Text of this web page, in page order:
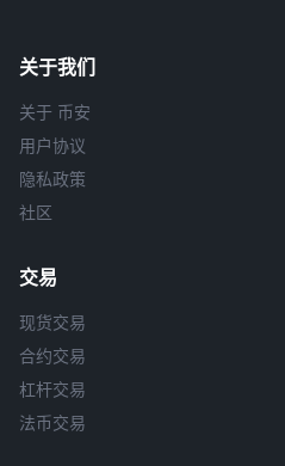
关于我们
关于 币安
用户协议
隐私政策
社区
交易
现货交易
合约交易
杠杆交易
法币交易